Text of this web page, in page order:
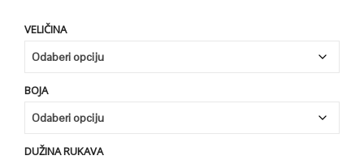
VELIČINA
BOJA
DUŽINA RUKAVA